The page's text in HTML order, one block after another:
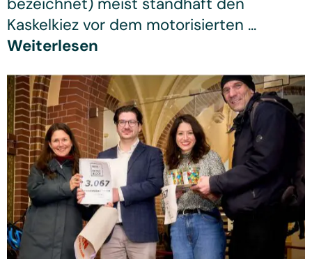
Kaskelkiez vor dem motorisierten ...
Weiterlesen